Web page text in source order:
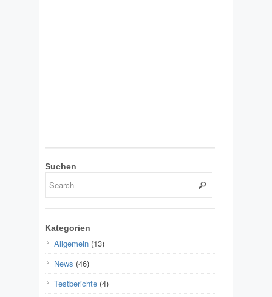
Suchen
Kategorien
Allgemein (13)
News (46)
Testberichte (4)